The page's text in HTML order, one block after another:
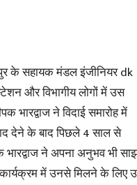
के सहायक मंडल इंजीनियर dk
और विभागीय लोगों में उस
ने विदाई समारोह में
देने के बाद पिछले 4 साल से
ने अपना अनुभव भी
में उनसे मिलने के लिए